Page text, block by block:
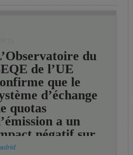
du
de l’UE
que le
d’échange
quotas
a un
négatif sur
ports de l’UE.